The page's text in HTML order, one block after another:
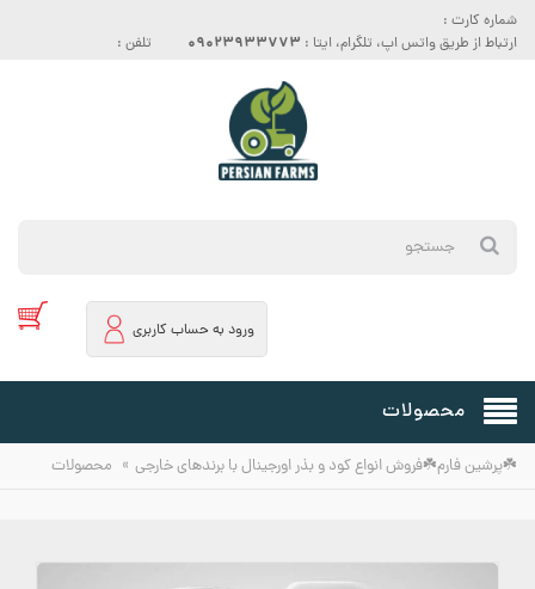
شماره کارت :
ارتباط از طریق واتس اپ، تلگرام، ایتا : 09023933773 تلفن :
ورود به حساب کاربری
محصولات
☘️پرشین فارم☘️فروش انواع کود و بذر اورجینال با برندهای خارجی » محصولات